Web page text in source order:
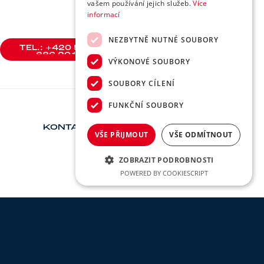
TEL.: +420 588
886 201
TEL.: +420 588
KONTAKT
vašem používání jejich služeb.Více
informací
NEZBYTNĚ NUTNÉ SOUBORY
VÝKONOVÉ SOUBORY
SOUBORY CÍLENÍ
FUNKČNÍ SOUBORY
VŠE PŘIJMOUT VŠE ODMÍTNOUT
ZOBRAZIT PODROBNOSTI
POWERED BY COOKIESCRIPT